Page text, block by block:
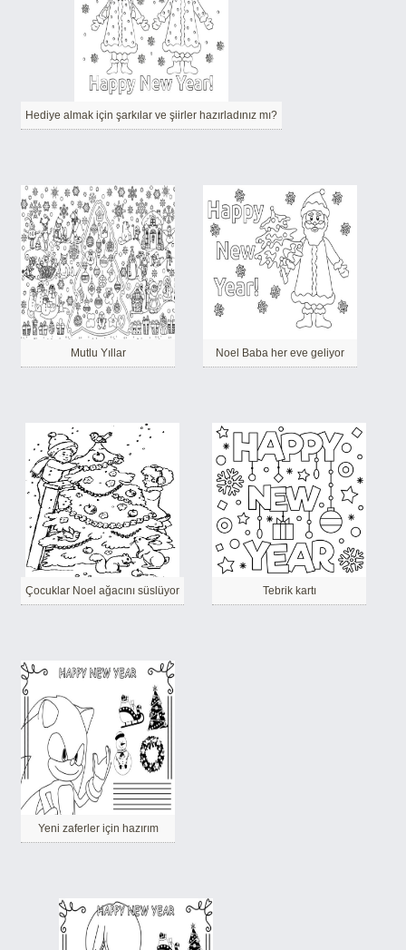
Hediye almak için şarkılar ve şiirler hazırladınız mı?
Mutlu Yıllar Noel Baba her eve geliyor
Çocuklar Noel ağacını süslüyor Tebrik kartı
Yeni zaferler için hazırım